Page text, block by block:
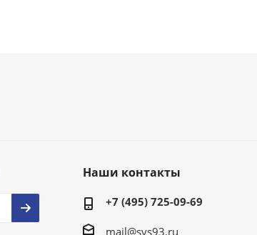
Наши контакты
+7 (495) 725-09-69
mail@svs93.ru